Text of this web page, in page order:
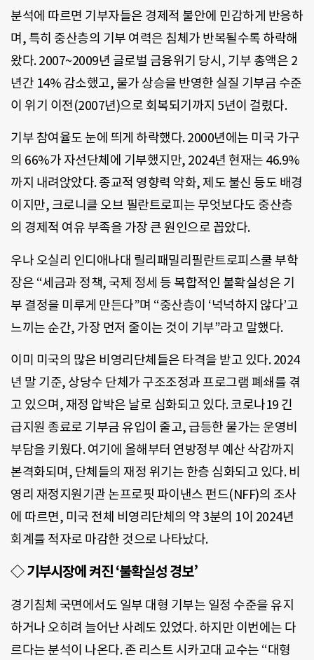
분석에 따르면 기부자들은 경제적 불안에 민감하게 반응하
며, 특히 중산층의 기부 여력은 침체가 반복될수록 하락해
왔다. 2007~2009년 글로벌 금융위기 당시, 기부 총액은 2
년간 14% 감소했고, 물가 상승을 반영한 실질 기부금 수준
이 위기 이전(2007년)으로 회복되기까지 5년이 걸렸다.
기부 참여율도 눈에 띄게 하락했다. 2000년에는 미국 가구
의 66%가 자선단체에 기부했지만, 2024년 현재는 46.9%
까지 내려앉았다. 종교적 영향력 약화, 제도 불신 등도 배경
이지만, 크로니클 오브 필란트로피는 무엇보다도 중산층
의 경제적 여유 부족을 가장 큰 원인으로 꼽았다.
우나 오실리 인디애나대 릴리패밀리필란트로피스쿨 부학
장은 “세금과 정책, 국제 정세 등 복합적인 불확실성은 기
부 결정을 미루게 만든다”며 “중산층이 ‘넉넉하지 않다’고
느끼는 순간, 가장 먼저 줄이는 것이 기부”라고 말했다.
이미 미국의 많은 비영리단체들은 타격을 받고 있다. 2024
년 말 기준, 상당수 단체가 구조조정과 프로그램 폐쇄를 겪
고 있으며, 재정 압박은 날로 심화되고 있다. 코로나19 긴
급지원 종료로 기부금 유입이 줄고, 급등한 물가는 운영비
부담을 키웠다. 여기에 올해부터 연방정부 예산 삭감까지
본격화되며, 단체들의 재정 위기는 한층 심화되고 있다. 비
영리 재정지원기관 논프로핏 파이낸스 펀드(NFF)의 조사
에 따르면, 미국 전체 비영리단체의 약 3분의 1이 2024년
회계를 적자로 마감한 것으로 나타났다.
◇ 기부시장에 켜진 ‘불확실성 경보’
경기침체 국면에서도 일부 대형 기부는 일정 수준을 유지
하거나 오히려 늘어난 사례도 있었다. 하지만 이번에는 다
르다는 분석이 나온다. 존 리스트 시카고대 교수는 “대형